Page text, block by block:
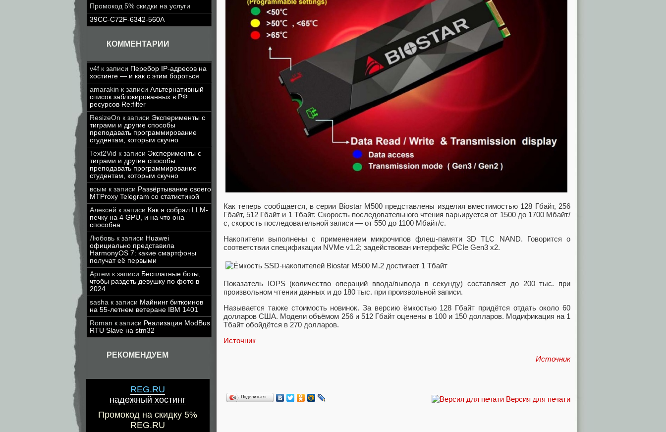
Промокод 5% скидки на услуги
39CC-C72F-6342-560A
КОММЕНТАРИИ
v4f к записи Перебор IP-адресов на
хостинге — и как с этим бороться
amarakin к записи Альтернативный
список заблокированных в РФ
ресурсов Re:filter
ResizeOn к записи Эксперименты с
тиграми и другие способы
преподавать программирование
студентам, которым скучно
Text2Vid к записи Эксперименты с
тиграми и другие способы
преподавать программирование
студентам, которым скучно
всым к записи Развёртывание своего
MTProxy Telegram со статистикой
Алексей к записи Как я собрал LLM-
печку на 4 GPU, и на что она
способна
Любовь к записи Huawei
официально представила
HarmonyOS 7: какие смартфоны
получат её первыми
Артем к записи Бесплатные боты,
чтобы раздеть девушку по фото в
2024
sasha к записи Майнинг биткоинов
на 55-летнем ветеране IBM 1401
Roman к записи Реализация ModBus
RTU Slave на stm32
РЕКОМЕНДУЕМ
REG.RU
надежный хостинг
Промокод на скидку 5%
REG.RU
Как теперь сообщается, в серии Biostar M500 представлены изделия вместимостью 128 Гбайт, 256
Гбайт, 512 Гбайт и 1 Тбайт. Скорость последовательного чтения варьируется от 1500 до 1700 Мбайт/
с, скорость последовательной записи — от 550 до 1100 Мбайт/с.
Накопители выполнены с применением микрочипов флеш-памяти 3D TLC NAND. Говорится о
соответствии спецификации NVMe v1.2; задействован интерфейс PCIe Gen3 x2.
Показатель IOPS (количество операций ввода/вывода в секунду) составляет до 200 тыс. при
произвольном чтении данных и до 180 тыс. при произвольной записи.
Называется также стоимость новинок. За версию ёмкостью 128 Гбайт придётся отдать около 60
долларов США. Модели объёмом 256 и 512 Гбайт оценены в 100 и 150 долларов. Модификация на 1
Тбайт обойдётся в 270 долларов.
Источник
Источник
Версия для печати
Поделиться…